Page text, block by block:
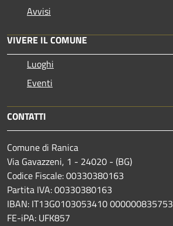
Avvisi
VIVERE IL COMUNE
Luoghi
Eventi
CONTATTI
Comune di Ranica
Via Gavazzeni, 1 - 24020 - (BG)
Codice Fiscale: 00330380163
Partita IVA: 00330380163
IBAN: IT13G0103053410 000000835753
FE-iPA: UFK857